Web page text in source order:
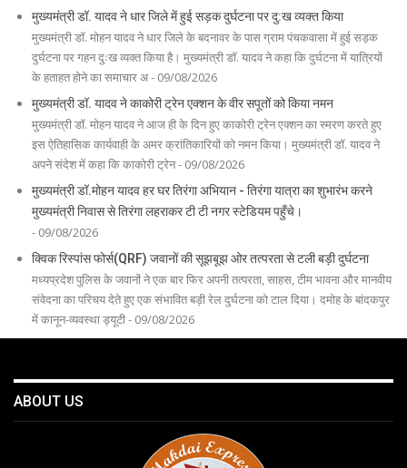
मुख्यमंत्री डॉ. यादव ने धार जिले में हुई सड़क दुर्घटना पर दु:ख व्यक्त किया
मुख्यमंत्री डॉ. मोहन यादव ने धार जिले के बदनावर के पास ग्राम पंचकवासा में हुई सड़क
दुर्घटना पर गहन दुःख व्यक्त किया है। मुख्यमंत्री डॉ. यादव ने कहा कि दुर्घटना में यात्रियों
के हताहत होने का समाचार अ - 09/08/2026
मुख्यमंत्री डॉ. यादव ने काकोरी ट्रेन एक्शन के वीर सपूतों को किया नमन
मुख्यमंत्री डॉ. मोहन यादव ने आज ही के दिन हुए काकोरी ट्रेन एक्शन का स्मरण करते हुए
इस ऐतिहासिक कार्यवाही के अमर क्रांतिकारियों को नमन किया। मुख्यमंत्री डॉ. यादव ने
अपने संदेश में कहा कि काकोरी ट्रेन - 09/08/2026
मुख्यमंत्री डॉ.मोहन यादव हर घर तिरंगा अभियान - तिरंगा यात्रा का शुभारंभ करने
मुख्यमंत्री निवास से तिरंगा लहराकर टी टी नगर स्टेडियम पहुँचे।
- 09/08/2026
क्विक रिस्पांस फोर्स(QRF) जवानों की सूझबूझ ओर तत्परता से टली बड़ी दुर्घटना
मध्यप्रदेश पुलिस के जवानों ने एक बार फिर अपनी तत्परता, साहस, टीम भावना और मानवीय
संवेदना का परिचय देते हुए एक संभावित बड़ी रेल दुर्घटना को टाल दिया। दमोह के बांदकपुर
में कानून-व्यवस्था ड्यूटी - 09/08/2026
ABOUT US